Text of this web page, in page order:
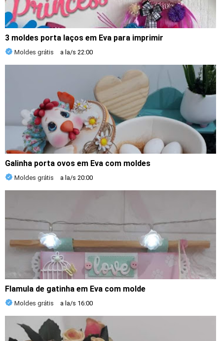
3 moldes porta laços em Eva para imprimir
Moldes grátis a la/s 22:00
Galinha porta ovos em Eva com moldes
Moldes grátis a la/s 20:00
Flamula de gatinha em Eva com molde
Moldes grátis a la/s 16:00